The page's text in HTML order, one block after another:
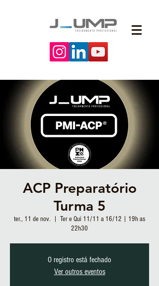
ACP Preparatório
Turma 5
ter., 11 de nov.
Ter e Qui 11/11 a 16/12 | 19h as
22h30
O registro está fechado
Ver outros eventos